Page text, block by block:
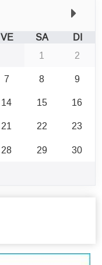
VE SA
DI
1
2
7 8
9
14 15
16
21 22
23
28 29
30